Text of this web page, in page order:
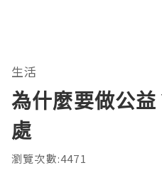
生活
為什麼要做公
處
瀏覽次數:4471